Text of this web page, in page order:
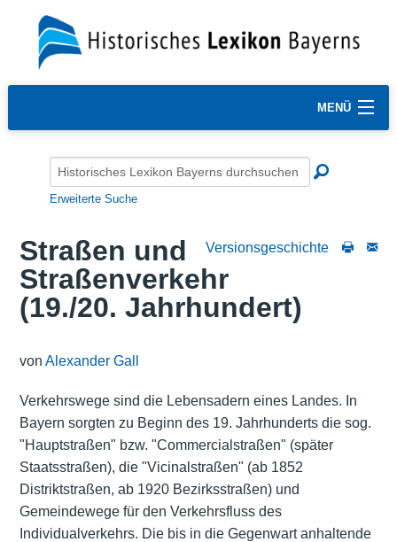
MENÜ
Erweiterte Suche
Versionsgeschichte
Straßen und
Straßenverkehr
(19./20. Jahrhundert)
von Alexander Gall
Verkehrswege sind die Lebensadern eines Landes. In
Bayern sorgten zu Beginn des 19. Jahrhunderts die sog.
"Hauptstraßen" bzw. "Commercialstraßen" (später
Staatsstraßen), die "Vicinalstraßen" (ab 1852
Distriktstraßen, ab 1920 Bezirksstraßen) und
Gemeindewege für den Verkehrsfluss des
Individualverkehrs. Die bis in die Gegenwart anhaltende